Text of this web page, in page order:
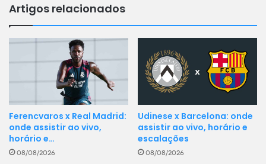
Atacante Meio-campo Defesa
Elian Caicedo
0.12 0
0
Chutes no
0
Min 31
Kaique Kenji
Artigos relacionados
Ferencvaros x Real Madrid:
onde assistir ao vivo,
horário e…
08/08/2026
Udinese x Barcelona: onde
assistir ao vivo, horário e
escalações
08/08/2026